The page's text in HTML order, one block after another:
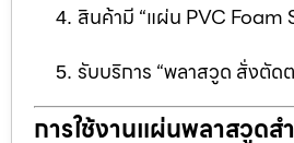
สินค้ามี “แผ่น PVC Foam
รับบริการ “พลาสวูด สั่งตัดต
การใช้งานแผ่นพลาสวูดส